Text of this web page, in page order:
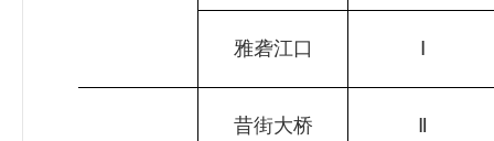
雅砻江口
昔街大桥